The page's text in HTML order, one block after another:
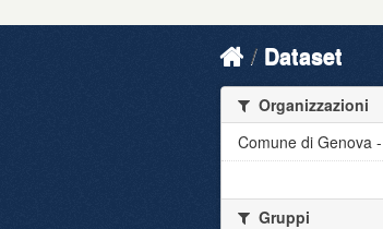
Dataset
Organizzazioni
Comune di Genova
Gruppi